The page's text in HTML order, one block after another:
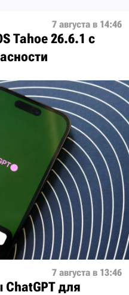
7 августа в 14:46
Tahoe 26.6.1 с
7 августа в 13:46
для